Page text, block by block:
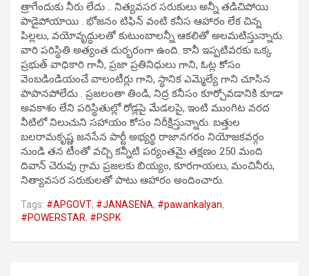
త్రాగేందుకు నీరు లేదు .. నిత్యవసర సరుకులు అన్నీ తడిచిపోయి
పాడైపోయాయి . భోజనం టిఫిన్ వంటి కనీస ఆహారం లేక చిన్న
పిల్లలు, వయోవృద్ధులతో కుటుంబాలన్నీ ఆకలితో అలమటిస్తున్నారు.
వారి పరిస్థితి అత్యంత దుర్భరంగా ఉంది. కానీ ఇప్పటివరకు ఒక్క
ప్రభుత్ వాధికారి గానీ, ప్రజా ప్రతినిధులు గాని, ఓట్ల కోసం
వెంబడిండియంచే వాలంటీర్లు గాని, స్థానిక ఎమ్మెల్యే గాని చూసిన
పాపానపోలేదు . ప్రజలంతా తిండి, నిద్ర కనీసం కూర్చోవడానికి కూడా
అవకాశం లేని పరిస్థితుల్లో రోడ్లపై మేడలపై, ఇంటి ముంగిట వరద
నీటిలో నిలుచుని సహాయం కోసం నిరీక్షిస్తున్నారు. బత్తుల
బలరామకృష్ణ జనసేన పార్టీ అభ్యర్థి రాజానగరం నియోజకవర్గం
నుండి తన టీంతో వచ్చి కన్నీటి పర్యంతమై తక్షణం 250 మంది
దివాన్ చెరువు గ్రామ ప్రజలకు బియ్యం, కూరగాయలు, మంచినీరు,
నిత్యావసర సరుకులతో పాటు ఆహారం అందించారు.
Tags: #APGOVT, #JANASENA, #pawankalyan,
#POWERSTAR, #PSPK